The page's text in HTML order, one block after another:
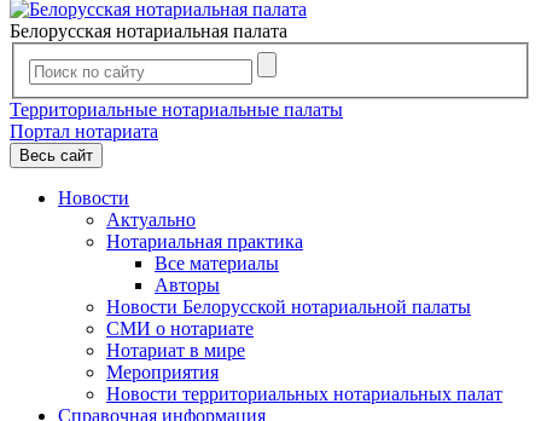
Белорусская нотариальная палата
Территориальные нотариальные палаты
Портал нотариата
Весь сайт
Новости
Актуально
Нотариальная практика
Все материалы
Авторы
Новости Белорусской нотариальной палаты
СМИ о нотариате
Нотариат в мире
Мероприятия
Новости территориальных нотариальных палат
Справочная информация